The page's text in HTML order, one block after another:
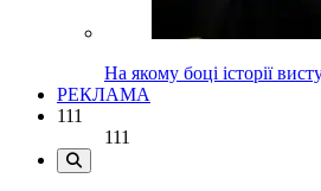
На якому боці історії
РЕКЛАМА
111
111